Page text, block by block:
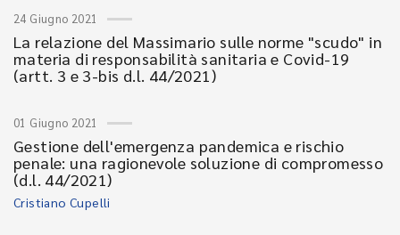
24 Giugno 2021
La relazione del Massimario sulle norme "scudo" in
materia di responsabilità sanitaria e Covid-19
(artt. 3 e 3-bis d.l. 44/2021)
01 Giugno 2021
Gestione dell'emergenza pandemica e rischio
penale: una ragionevole soluzione di compromesso
(d.l. 44/2021)
Cristiano Cupelli